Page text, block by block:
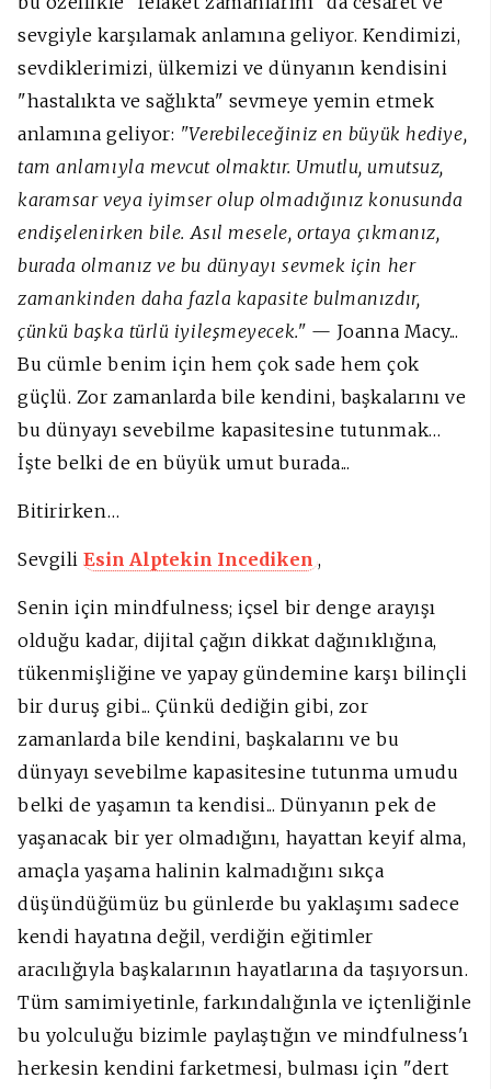
sevgiyle karşılamak anlamına geliyor. Kendimizi,
sevdiklerimizi, ülkemizi vedünyanın kendisini
"hastalıkta ve sağlıkta" sevmeye yemin etmek
anlamına geliyor: "Verebileceğiniz en büyük hediye,
tam anlamıyla mevcut olmaktır. Umutlu, umutsuz,
karamsar veya iyimser olup olmadığınız konusunda
endişelenirken bile. Asıl mesele, ortaya çıkmanız,
burada olmanız ve bu dünyayı sevmek için her
zamankinden daha fazla kapasite bulmanızdır,
çünkü başka türlü iyileşmeyecek." — Joanna Macy...
Bu cümle benim için hem çok sade hem çok
güçlü. Zor zamanlarda bile kendini, başkalarını ve
bu dünyayı sevebilme kapasitesine tutunmak…
İşte belki de en büyük umut burada...
Bitirirken…
SevgiliEsin Alptekin Incediken,
Senin için mindfulness; içsel bir denge arayışı
olduğu kadar, dijital çağın dikkat dağınıklığına,
tükenmişliğine ve yapay gündemine karşı bilinçli
bir duruş gibi... Çünkü dediğin gibi, zor
zamanlarda bile kendini, başkalarını ve bu
dünyayı sevebilme kapasitesine tutunma umudu
belki de yaşamın ta kendisi... Dünyanın pek de
yaşanacak bir yer olmadığını, hayattan keyif alma,
amaçla yaşama halinin kalmadığını sıkça
düşündüğümüz bu günlerde bu yaklaşımı sadece
kendi hayatına değil, verdiğin eğitimler
aracılığıyla başkalarının hayatlarına da taşıyorsun.
Tüm samimiyetinle, farkındalığınla ve içtenliğinle
bu yolculuğu bizimle paylaştığın ve mindfulness'ı
herkesin kendini farketmesi, bulması için "dert